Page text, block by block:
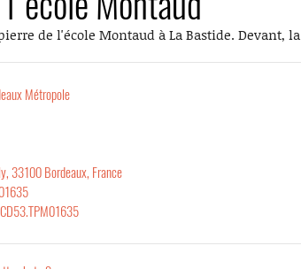
de l'école Montaud à La Bastide. Devant,
Métropole
33100 Bordeaux, France
CD53.TPM01635